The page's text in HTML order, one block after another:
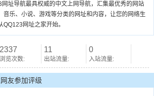
址导航最具权威的中文上网导航，汇集最优秀的网站
音乐、小说、游戏等分类的网址和内容，让您的网络生
网址之家开始。
2337
浏览次数:
11
出站流量:
0
入站流量:
友参加评级